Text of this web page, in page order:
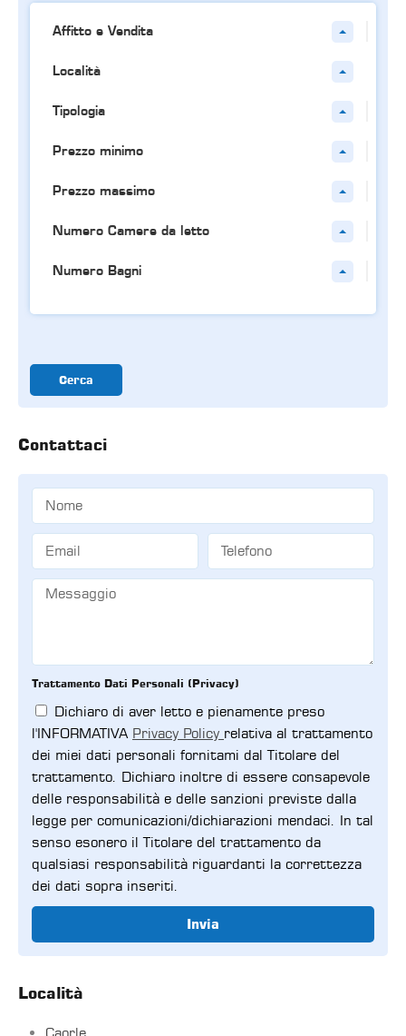
Affitto e Vendita
Località
Tipologia
Prezzo minimo
Prezzo massimo
Numero Camere da letto
Numero Bagni
Cerca
Contattaci
Trattamento Dati Personali (Privacy)
Dichiaro di aver letto e pienamente preso
l'INFORMATIVA Privacy Policy relativa al trattamento
dei miei dati personali fornitami dal Titolare del
trattamento. Dichiaro inoltre di essere consapevole
delle responsabilità e delle sanzioni previste dalla
legge per comunicazioni/dichiarazioni mendaci. In tal
senso esonero il Titolare del trattamento da
qualsiasi responsabilità riguardanti la correttezza
dei dati sopra inseriti.
Invia
Località